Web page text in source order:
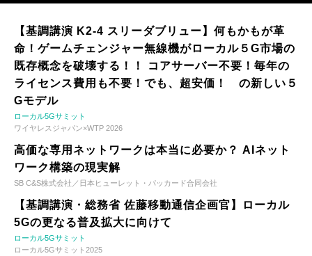
【基調講演 K2-4 スリーダブリュー】何もかもが革
命！ゲームチェンジャー無線機がローカル５G市場の
既存概念を破壊する！！ コアサーバー不要！毎年の
ライセンス費用も不要！でも、超安価！ の新しい５
Gモデル
ローカル5Gサミット
ワイヤレスジャパン×WTP 2026
高価な専用ネットワークは本当に必要か？ AIネット
ワーク構築の現実解
SB C&S株式会社／日本ヒューレット・パッカード合同会社
【基調講演・総務省 佐藤移動通信企画官】ローカル
5Gの更なる普及拡大に向けて
ローカル5Gサミット
ローカル5Gサミット2025